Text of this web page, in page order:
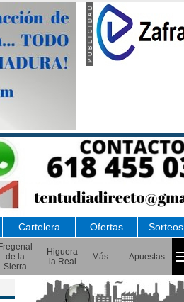
Cartelera Ofertas Sorteos
Fregenal
de la
Sierra
Higuera
la Real
Más... Apuestas